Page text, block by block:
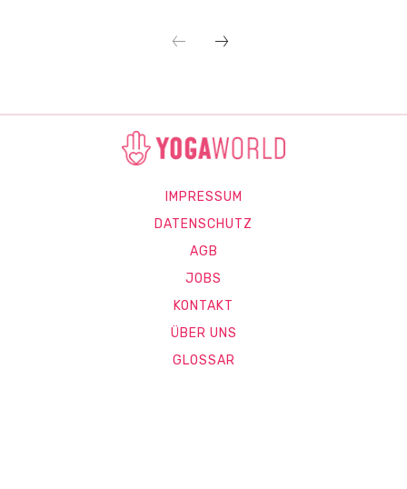
IMPRESSUM
DATENSCHUTZ
AGB
JOBS
KONTAKT
ÜBER UNS
GLOSSAR